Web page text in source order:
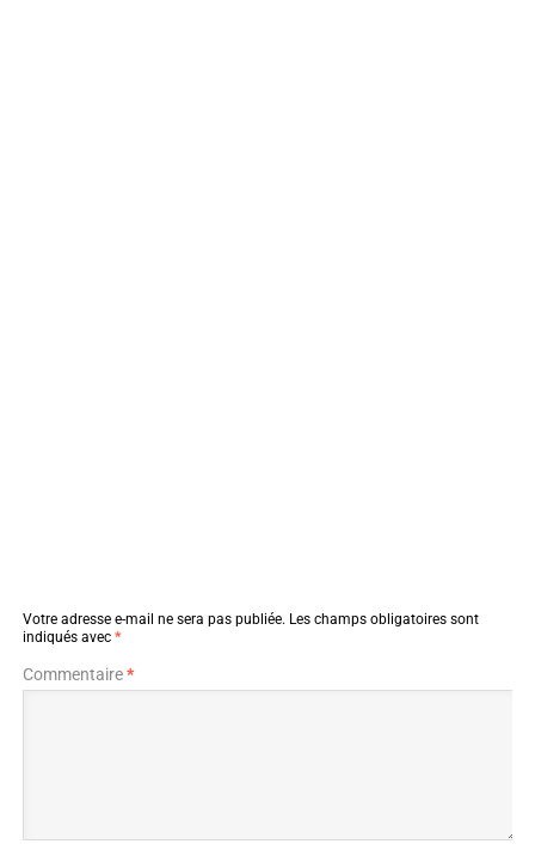
Votre adresse e-mail ne sera pas publiée. Les champs obligatoires sont
indiqués avec *
Commentaire*